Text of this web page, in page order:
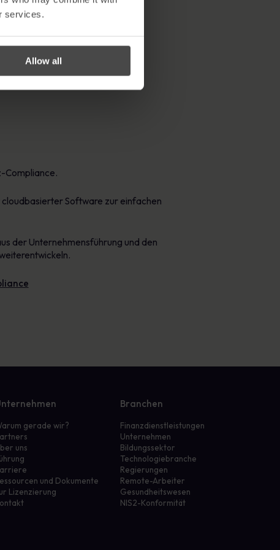
services.
Allow all
Compliance.
Software zur einfachen
der Unternehmensführung und den
gerade wir?
uns
und Dokumente
Lizenzierung
Branchen
Finanzdienstleistungen
Unternehmen
Bildungssektor
Technologiebranche
Regierungen
Remote-Arbeiter
Gesundheitswesen
NIS2-Konformität